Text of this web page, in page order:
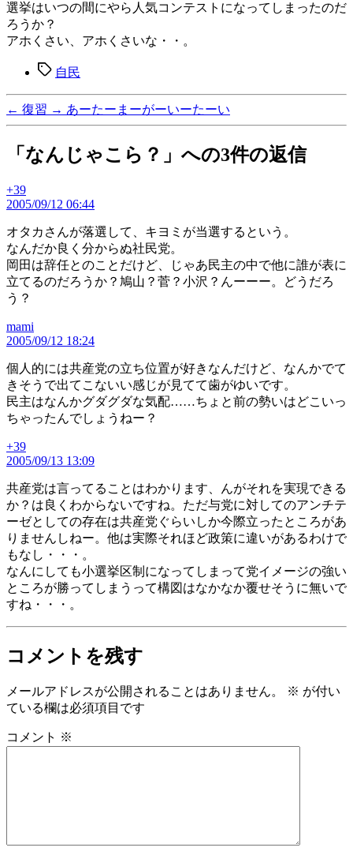
ゃ
ら？
選挙はいつの間にやら人気コンテストになってしまったのだ
ろうか？
アホくさい、アホくさいな・・。
タ 自民
← 復習 → あーたーまーがーいーたーい
「なんじゃこら？」への3件の返信
+39の
発
2005/09/12 06:44
オタカさんが落選して、キヨミが当選するという。
なんだか良く分からぬ社民党。
岡田は辞任とのことだけど、じゃあ民主の中で他に誰が表に
立てるのだろうか？鳩山？菅？小沢？んーーー。どうだろ
う？
mami
発
言:
2005/09/12 18:24
個人的には共産党の立ち位置が好きなんだけど、なんかでて
きそうで出てこないい感じが見てて歯がゆいです。
民主はなんかグダグダな気配……ちょと前の勢いはどこいっ
ちゃったんでしょうねー？
+39の
発
言:
2005/09/13 13:09
共産党は言ってることはわかります、んがそれを実現できる
か？は良くわからないですね。ただ与党に対してのアンチテ
ーゼとしての存在は共産党ぐらいしか今際立ったところがあ
りませんしねー。他は実際それほど政策に違いがあるわけで
もなし・・・。
なんにしても小選挙区制になってしまって党イメージの強い
ところが勝ってしまうって構図はなかなか覆せそうに無いで
すね・・・。
コメントを残す
メールアドレスが公開されることはありません。 ※ が付い
ている欄は必須項目です
コメント ※